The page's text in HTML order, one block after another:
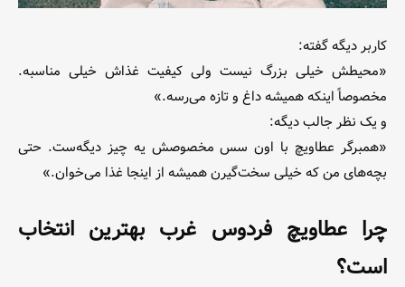
کاربر دیگه گفته:
«محیطش خیلی بزرگ نیست ولی کیفیت غذاش خیلی مناسبه.
مخصوصاً اینکه همیشه داغ و تازه می‌رسه.»
و یک نظر جالب دیگه:
«همبرگر عطاویچ با اون سس مخصوصش یه چیز دیگه‌ست. حتی
بچه‌های من که خیلی سخت‌گیرن همیشه از اینجا غذا می‌خوان.»
چرا عطاویچ فردوس غرب بهترین انتخاب
است؟